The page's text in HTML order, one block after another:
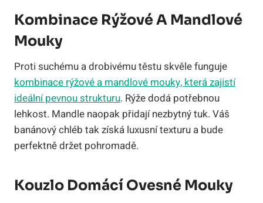
Kombinace Rýžové A Mandlové
Mouky
Proti suchému a drobivému těstu skvěle funguje
kombinace rýžové a mandlové mouky, která zajistí
ideální pevnou strukturu. Rýže dodá potřebnou
lehkost. Mandle naopak přidají nezbytný tuk. Váš
banánový chléb tak získá luxusní texturu a bude
perfektně držet pohromadě.
Kouzlo Domácí Ovesné Mouky